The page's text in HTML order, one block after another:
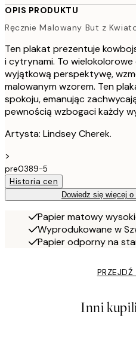
OPIS PRODUKTU
Ręcznie Malowany But z
Ten plakat prezentuje
i cytrynami. To wielokolorowe
wyjątkową perspektywę,
malowanym wzorem. Ten
spokoju, emanując
pewnością wzbogaci każdy
Artysta: Lindsey Cherek.
>
pre0389-5
Historia cen
Dowiedz się więcej
Papier matowy
Wyprodukowane w
Papier odporny na
Inni